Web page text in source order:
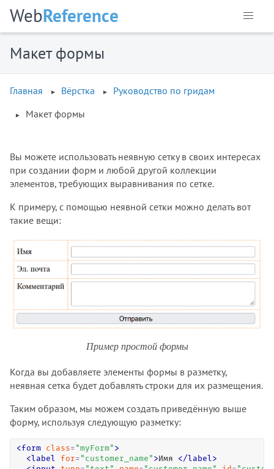
WebReference
Макет формы
Главная Вёрстка
Руководство по гридам
Макет формы
Вы можете использовать неявную сетку в своих интересах
при создании форм и любой другой коллекции
элементов, требующих выравнивания по сетке.
К примеру, с помощью неявной сетки можно делать вот
такие вещи:
Пример простой формы
Когда вы добавляете элементы формы в разметку,
неявная сетка будет добавлять строки для их размещения.
Таким образом, мы можем создать приведённую выше
форму, используя следующую разметку:
<form class= "myForm" >
<label for= " customer_name " >Имя </label >